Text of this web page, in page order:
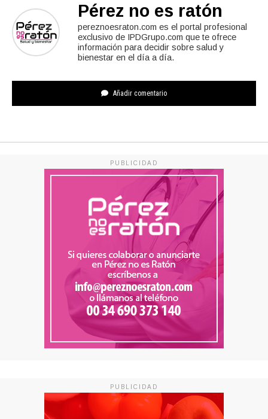
Pérez no es ratón
pereznoesraton.com es el portal profesional
exclusivo de IPDGrupo.com que te ofrece
información para decidir sobre salud y
bienestar en el día a día.
Añadir comentario
PUBLICIDAD
PUBLICIDAD